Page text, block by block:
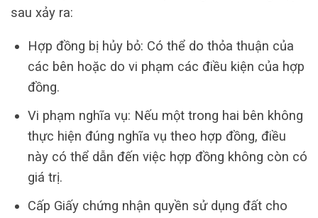
sau xảy ra:
Hợp đồng bị hủy bỏ: Có thể do thỏa thuận của
các bên hoặc do vi phạm các điều kiện của hợp
đồng.
Vi phạm nghĩa vụ: Nếu một trong hai bên không
thực hiện đúng nghĩa vụ theo hợp đồng, điều
này có thể dẫn đến việc hợp đồng không còn có
giá trị.
Cấp Giấy chứng nhận quyền sử dụng đất cho